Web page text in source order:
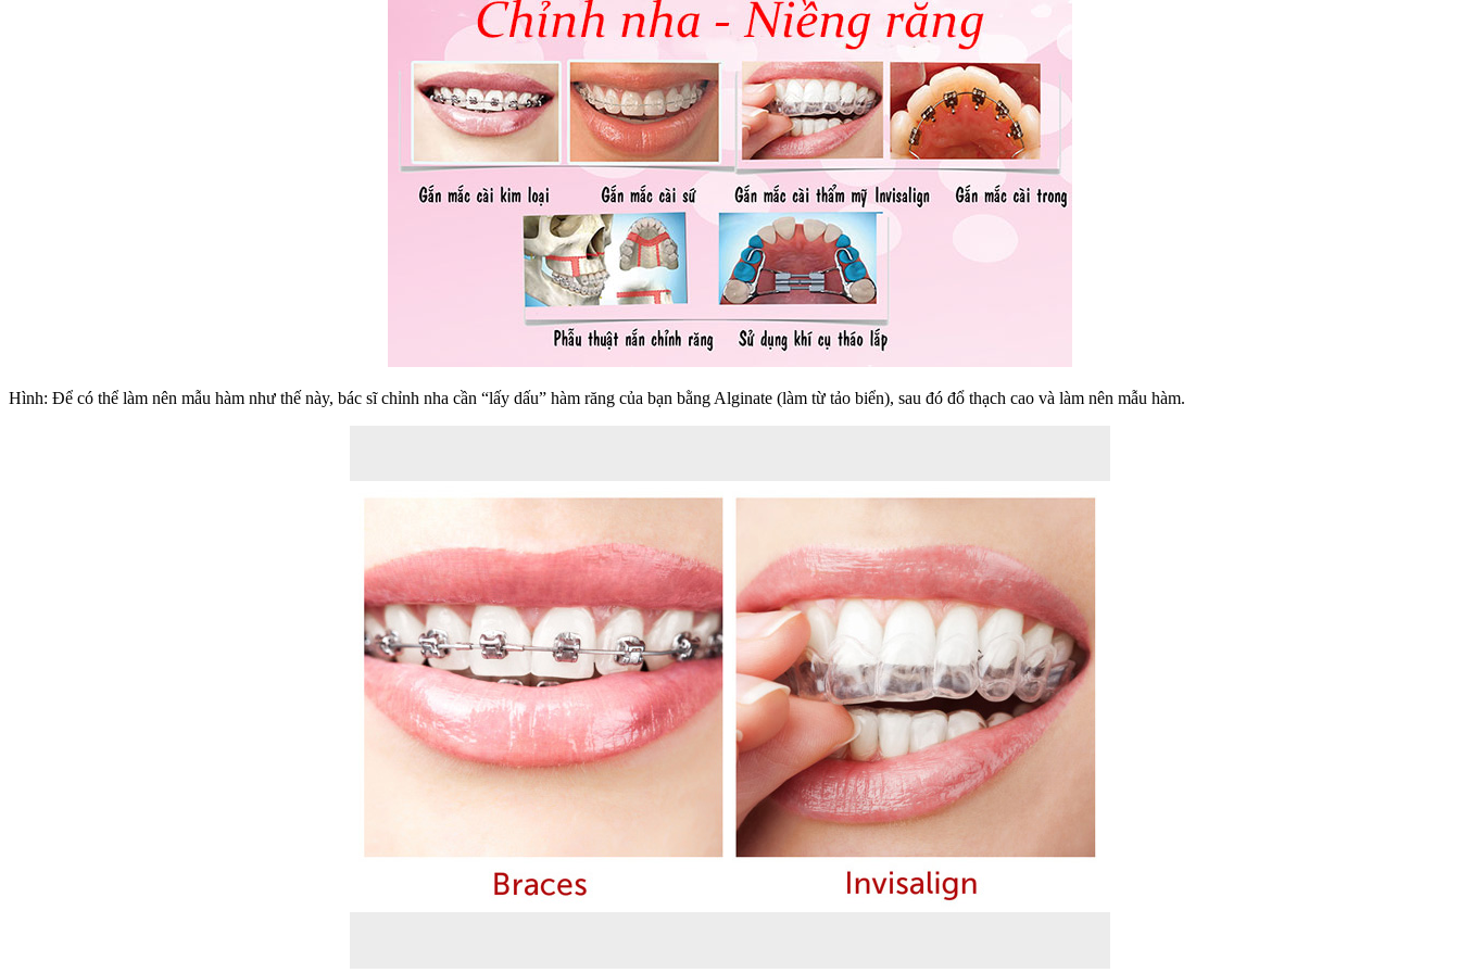
Hình: Để có thể làm nên mẫu hàm như thế này, bác sĩ chỉnh nha cần “lấy dấu” hàm răng của bạn bằng Alginate (làm từ tảo biển), sau đó đổ thạch cao và làm nên mẫu hàm.